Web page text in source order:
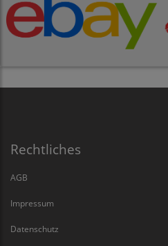
Rechtliches
AGB
Impressum
Datenschutz